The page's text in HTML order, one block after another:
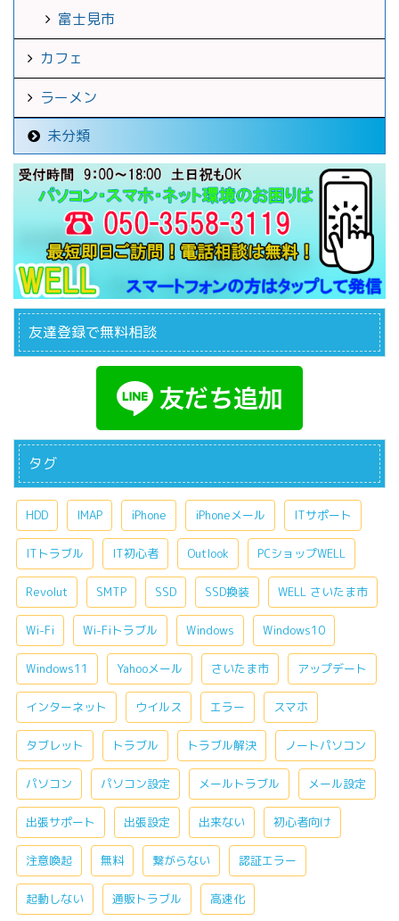
富士見市
カフェ
ラーメン
未分類
友達登録で無料相談
タグ
HDD IMAP iPhone iPhoneメール ITサポート
ITトラブル IT初心者 Outlook PCショップWELL
Revolut SMTP SSD SSD換装 WELL さいたま市
Wi-Fi Wi-Fiトラブル Windows Windows10
Windows11 Yahooメール さいたま市 アップデート
インターネット ウイルス エラー スマホ
タブレット トラブル トラブル解決 ノートパソコン
パソコン パソコン設定 メールトラブル メール設定
出張サポート 出張設定 出来ない 初心者向け
注意喚起 無料 繋がらない 認証エラー
起動しない 通販トラブル 高速化